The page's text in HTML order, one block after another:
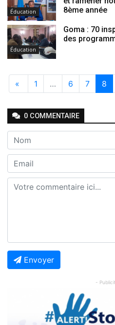
Éducation
8ème année
Éducation
Goma : 70
des
« 1 … 6 7 8
0 COMMENTAIRE
Envoyer
-